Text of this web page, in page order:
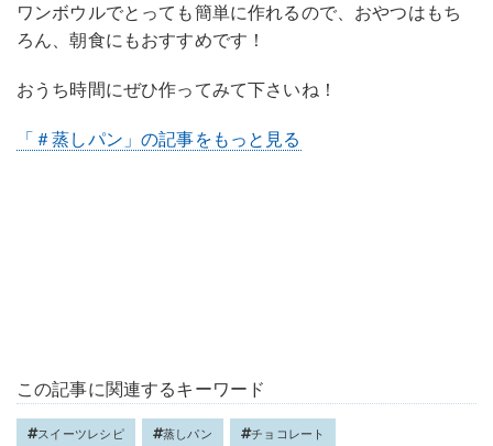
ワンボウルでとっても簡単に作れるので、おやつはもち
ろん、朝食にもおすすめです！
おうち時間にぜひ作ってみて下さいね！
「＃蒸しパン」の記事をもっと見る
この記事に関連するキーワード
スイーツレシピ 蒸しパン チョコレート